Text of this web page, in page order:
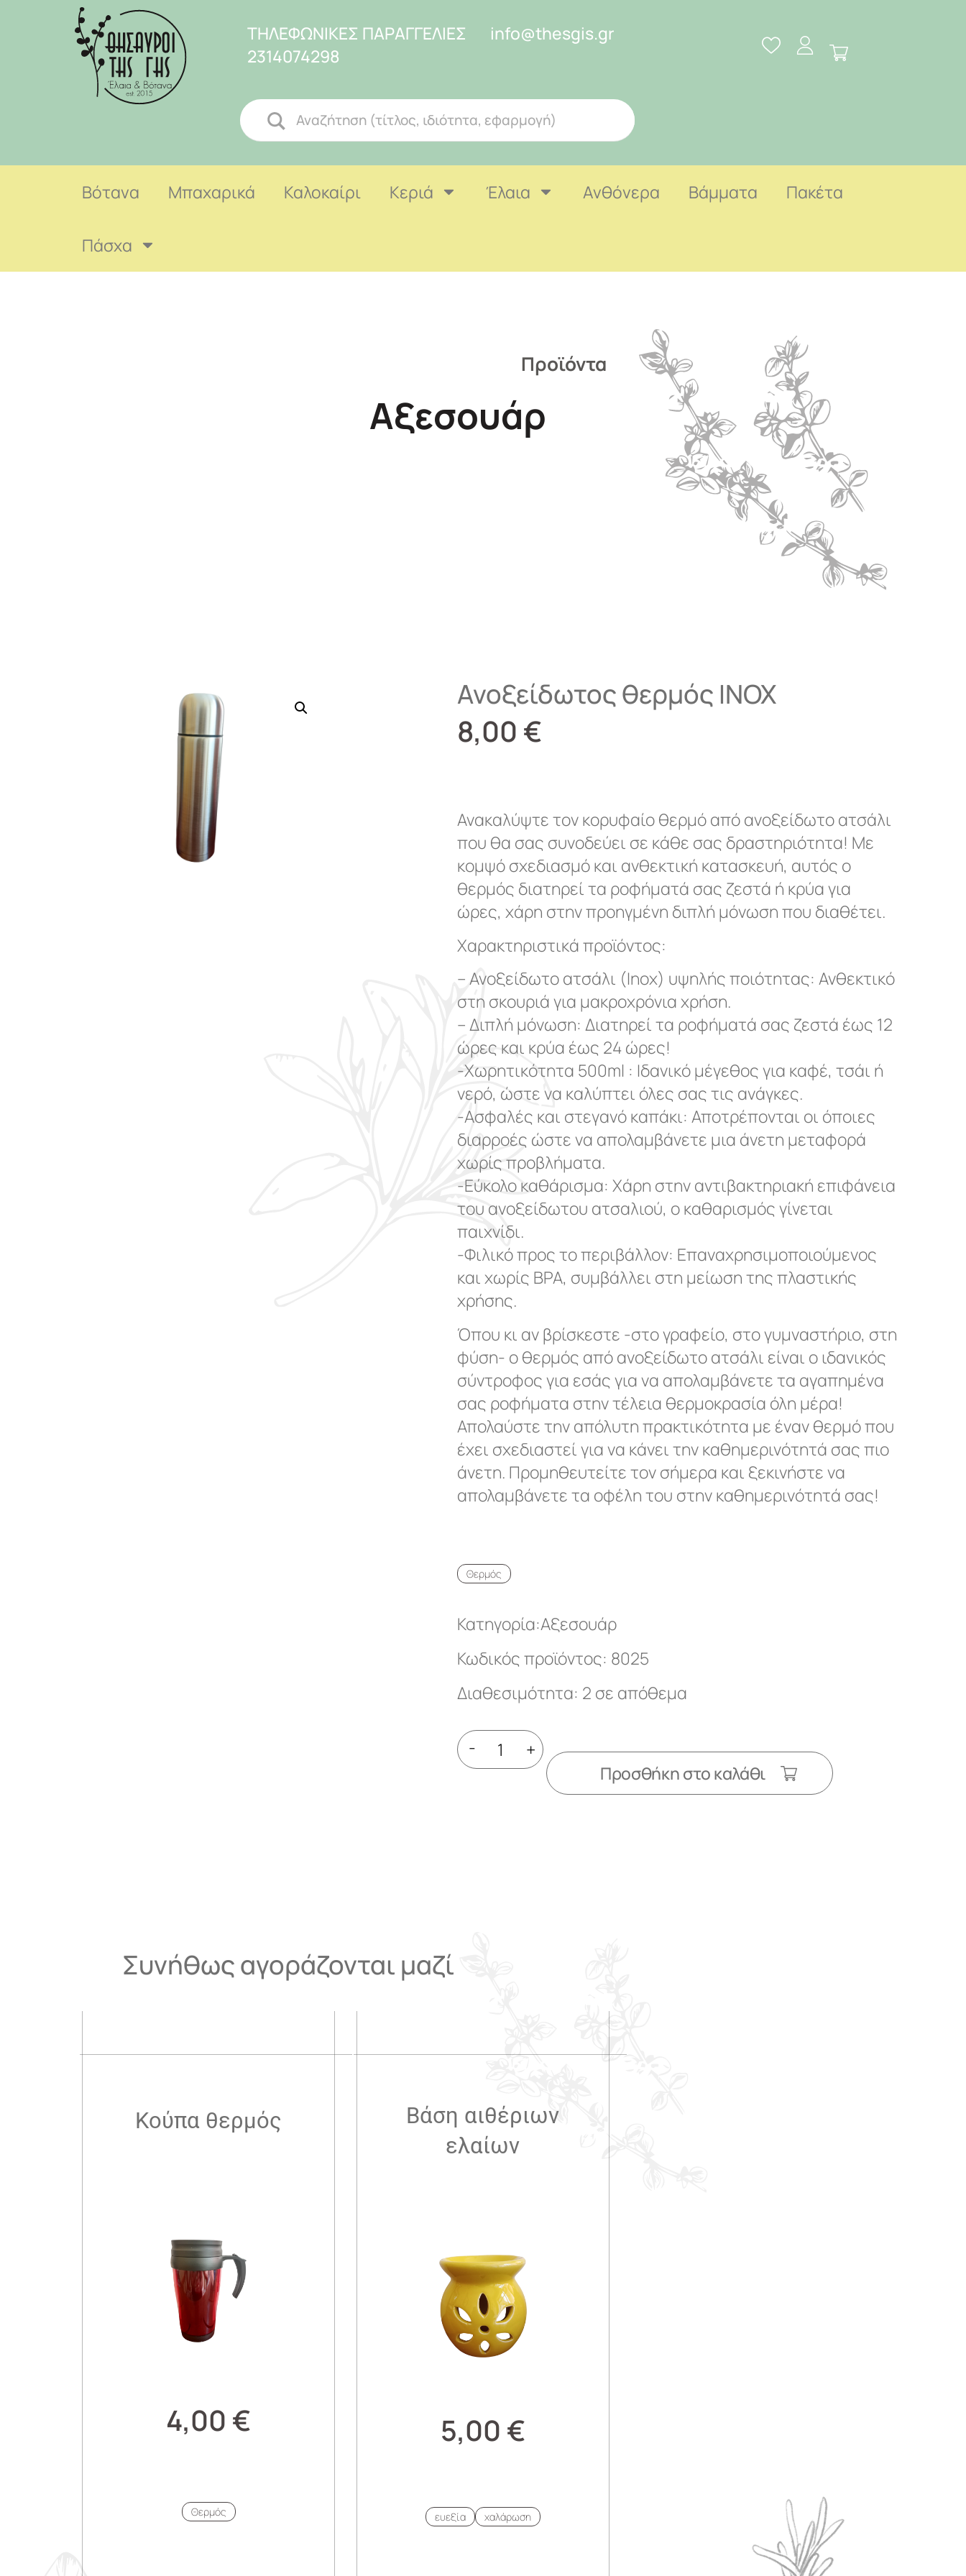
ΤΗΛΕΦΩΝΙΚΕΣ ΠΑΡΑΓΓΕΛΙΕΣ
2314074298
info@thesgis.gr
Βότανα Μπαχαρικά Καλοκαίρι Κεριά Έλαια Ανθόνερα Βάμματα Πακέτα
Πάσχα
Προϊόντα
Αξεσουάρ
Ανοξείδωτος θερμός ΙΝΟΧ
8,00 €
Ανακαλύψτε τον κορυφαίο θερμό από ανοξείδωτο ατσάλι
που θα σας συνοδεύει σε κάθε σας δραστηριότητα! Με
κομψό σχεδιασμό και ανθεκτική κατασκευή, αυτός ο
θερμός διατηρεί τα ροφήματά σας ζεστά ή κρύα για
ώρες, χάρη στην προηγμένη διπλή μόνωση που διαθέτει.
Χαρακτηριστικά προϊόντος:
– Ανοξείδωτο ατσάλι (Inox) υψηλής ποιότητας: Ανθεκτικό
στη σκουριά για μακροχρόνια χρήση.
– Διπλή μόνωση: Διατηρεί τα ροφήματά σας ζεστά έως 12
ώρες και κρύα έως 24 ώρες!
-Χωρητικότητα 500ml : Ιδανικό μέγεθος για καφέ, τσάι ή
νερό, ώστε να καλύπτει όλες σας τις ανάγκες.
-Ασφαλές και στεγανό καπάκι: Αποτρέπονται οι όποιες
διαρροές ώστε να απολαμβάνετε μια άνετη μεταφορά
χωρίς προβλήματα.
-Εύκολο καθάρισμα: Χάρη στην αντιβακτηριακή επιφάνεια
του ανοξείδωτου ατσαλιού, ο καθαρισμός γίνεται
παιχνίδι.
-Φιλικό προς το περιβάλλον: Επαναχρησιμοποιούμενος
και χωρίς BPA, συμβάλλει στη μείωση της πλαστικής
χρήσης.
Όπου κι αν βρίσκεστε -στο γραφείο, στο γυμναστήριο, στη
φύση- ο θερμός από ανοξείδωτο ατσάλι είναι ο ιδανικός
σύντροφος για εσάς για να απολαμβάνετε τα αγαπημένα
σας ροφήματα στην τέλεια θερμοκρασία όλη μέρα!
Απολαύστε την απόλυτη πρακτικότητα με έναν θερμό που
έχει σχεδιαστεί για να κάνει την καθημερινότητά σας πιο
άνετη. Προμηθευτείτε τον σήμερα και ξεκινήστε να
απολαμβάνετε τα οφέλη του στην καθημερινότητά σας!
Θερμός
Κατηγορία:Αξεσουάρ
Κωδικός προϊόντος: 8025
Διαθεσιμότητα: 2 σε απόθεμα
-
+
Προσθήκη στο καλάθι
Συνήθως αγοράζονται μαζί
Κούπα θερμός
4,00 €
Θερμός
Βάση αιθέριων
ελαίων
5,00 €
ευεξία χαλάρωση